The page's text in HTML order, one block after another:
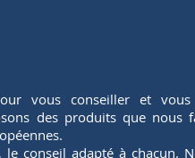
vous conseiller et
des produits que nous
conseil adapté à chacun.